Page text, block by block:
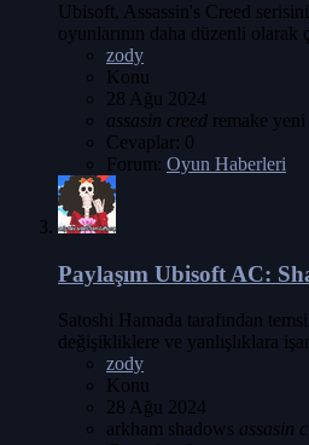
Ubisoft, Assassin's Creed
oyunlarının daha düzenli
zody
Konu
28 Ağu 2024
assasin creed remake
Cevaplar: 0
Forum: Oyun Haberleri
Paylaşım Ubisoft AC:
Satoshi Hamada tarafından
değişikliklere ve yanlışlıklara
zody
Konu
28 Ağu 2024
arkham shadows assasin